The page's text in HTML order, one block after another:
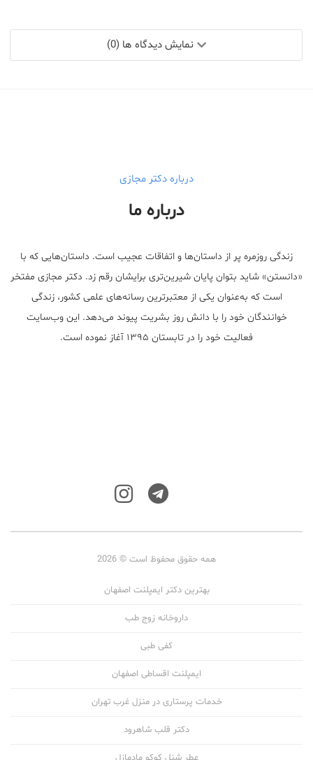
نمایش دیدگاه ها (0)
درباره دکتر مجازی
درباره ما
زندگی روزمره پر از داستان‌ها و اتفاقات عجیب است. داستان‌هایی که با
«دانستن» شاید بتوان پایان شیرین‌تری برایشان رقم زد. دکتر مجازی مفتخر
است که به‌عنوان یکی از معتبر‌ترین رسانه‌های علمی کشور، زندگی
خوانندگان خود را با دانش روز بشریت پیوند می‌دهد. این وب‌سایت
فعالیت خود را در تابستان ۱۳۹۵ آغاز نموده است.
همه حقوق محفوظ است © 2026
بهترین دکتر ایمپلنت اصفهان
داروخانه زوج طب
کفی طبی
ایمپلنت اقساطی اصفهان
خدمات پرستاری در منزل غرب تهران
دکتر قلب شاهرود